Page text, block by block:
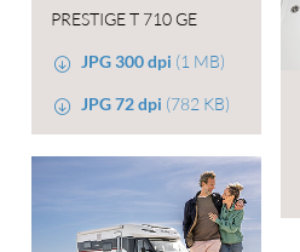
PRESTIGE T 710 GE
JPG 300 dpi (1 MB)
JPG 72 dpi (782 KB)